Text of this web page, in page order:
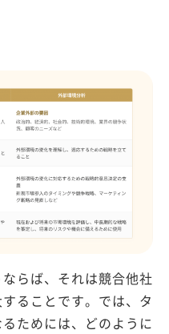
らば、それは競合他社
ることです。では、タ
ためには、どのように